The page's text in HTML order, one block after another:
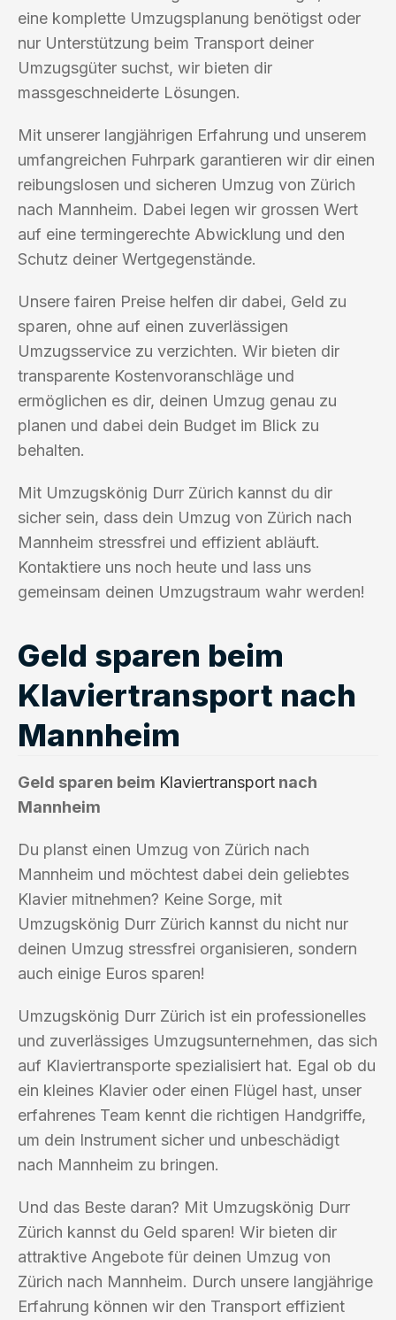
eine komplette Umzugsplanung benötigst oder
nur Unterstützung beim Transport deiner
Umzugsgüter suchst, wir bieten dir
massgeschneiderte Lösungen.
Mit unserer langjährigen Erfahrung und unserem
umfangreichen Fuhrpark garantieren wir dir einen
reibungslosen und sicheren Umzug von Zürich
nach Mannheim. Dabei legen wir grossen Wert
auf eine termingerechte Abwicklung und den
Schutz deiner Wertgegenstände.
Unsere fairen Preise helfen dir dabei, Geld zu
sparen, ohne auf einen zuverlässigen
Umzugsservice zu verzichten. Wir bieten dir
transparente Kostenvoranschläge und
ermöglichen es dir, deinen Umzug genau zu
planen und dabei dein Budget im Blick zu
behalten.
Mit Umzugskönig Durr Zürich kannst du dir
sicher sein, dass dein Umzug von Zürich nach
Mannheim stressfrei und effizient abläuft.
Kontaktiere uns noch heute und lass uns
gemeinsam deinen Umzugstraum wahr werden!
Geld sparen beim
Klaviertransport nach
Mannheim
Geld sparen beim Klaviertransport nach
Mannheim
Du planst einen Umzug von Zürich nach
Mannheim und möchtest dabei dein geliebtes
Klavier mitnehmen? Keine Sorge, mit
Umzugskönig Durr Zürich kannst du nicht nur
deinen Umzug stressfrei organisieren, sondern
auch einige Euros sparen!
Umzugskönig Durr Zürich ist ein professionelles
und zuverlässiges Umzugsunternehmen, das sich
auf Klaviertransporte spezialisiert hat. Egal ob du
ein kleines Klavier oder einen Flügel hast, unser
erfahrenes Team kennt die richtigen Handgriffe,
um dein Instrument sicher und unbeschädigt
nach Mannheim zu bringen.
Und das Beste daran? Mit Umzugskönig Durr
Zürich kannst du Geld sparen! Wir bieten dir
attraktive Angebote für deinen Umzug von
Zürich nach Mannheim. Durch unsere langjährige
Erfahrung können wir den Transport effizient